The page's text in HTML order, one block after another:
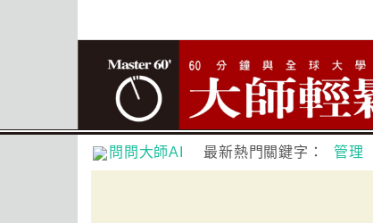
問問大師AI 最新熱門關鍵字： 管理